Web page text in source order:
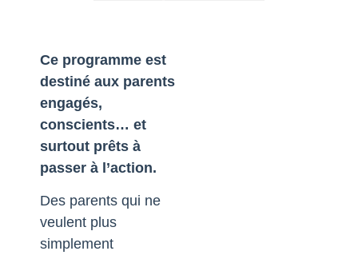
Ce programme est
destiné aux parents
engagés,
conscients… et
surtout prêts à
passer à l’action.
Des parents qui ne
veulent plus
simplement